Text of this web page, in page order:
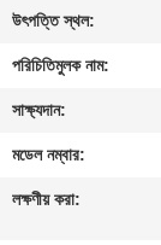
যোগাযোগ
করুন
খবর
উৎপত্তি স্থল:
পরিচিতিমুলক নাম:
সাক্ষ্যদান:
মডেল নম্বার:
লক্ষণীয় করা: